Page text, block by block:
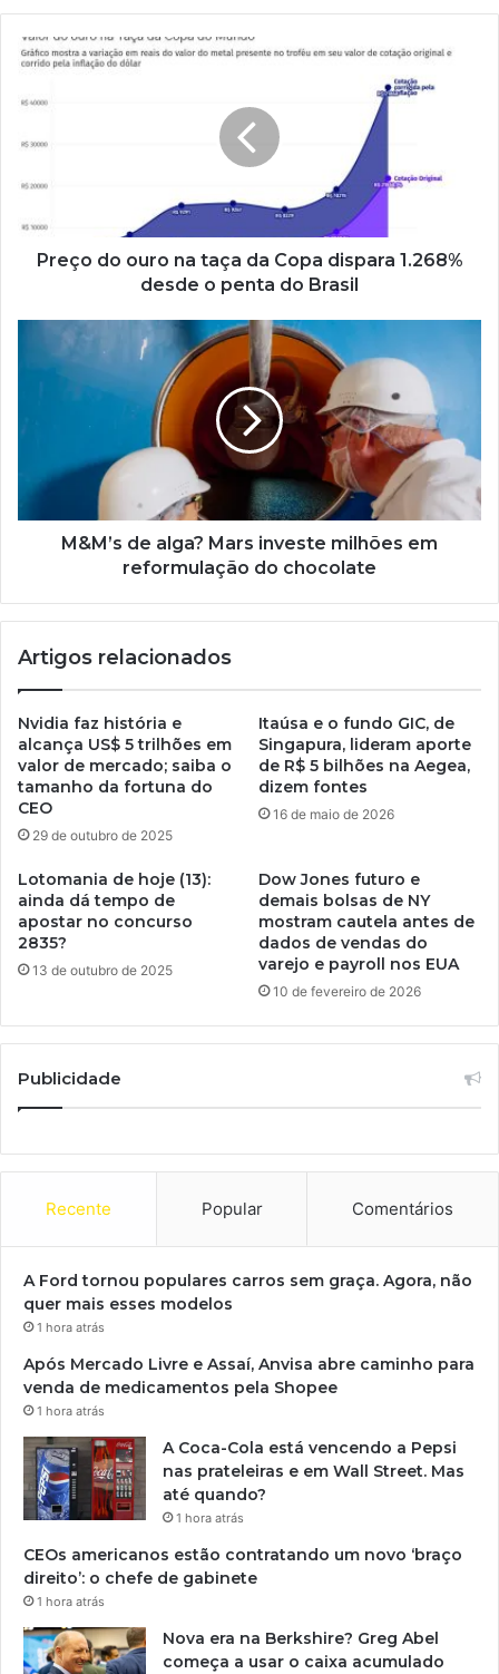
Preço do ouro na taça da Copa dispara 1.268%
desde o penta do Brasil
M&M’s de alga? Mars investe milhões em
reformulação do chocolate
Artigos relacionados
Nvidia faz história e
alcança US$ 5 trilhões em
valor de mercado; saiba o
tamanho da fortuna do
CEO
29 de outubro de 2025
Itaúsa e o fundo GIC, de
Singapura, lideram aporte
de R$ 5 bilhões na Aegea,
dizem fontes
16 de maio de 2026
Lotomania de hoje (13):
ainda dá tempo de
apostar no concurso
2835?
13 de outubro de 2025
Dow Jones futuro e
demais bolsas de NY
mostram cautela antes de
dados de vendas do
varejo e payroll nos EUA
10 de fevereiro de 2026
Publicidade
Recente Popular Comentários
A Ford tornou populares carros sem graça. Agora, não
quer mais esses modelos
1 hora atrás
Após Mercado Livre e Assaí, Anvisa abre caminho para
venda de medicamentos pela Shopee
1 hora atrás
A Coca-Cola está vencendo a Pepsi
nas prateleiras e em Wall Street. Mas
até quando?
1 hora atrás
CEOs americanos estão contratando um novo ‘braço
direito’: o chefe de gabinete
1 hora atrás
Nova era na Berkshire? Greg Abel
começa a usar o caixa acumulado